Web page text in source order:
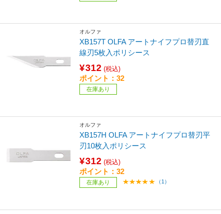
オルファ
XB157T OLFA アートナイフプロ替刃直
線刃5枚入ポリシース
¥312 (税込)
ポイント：32
在庫あり
オルファ
XB157H OLFA アートナイフプロ替刃平
刃10枚入ポリシース
¥312 (税込)
ポイント：32
在庫あり （1）